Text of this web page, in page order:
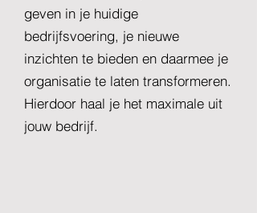
geven in je huidige
bedrijfsvoering, je nieuwe
inzichten te bieden en daarmee je
organisatie te laten transformeren.
Hierdoor haal je het maximale uit
jouw bedrijf.